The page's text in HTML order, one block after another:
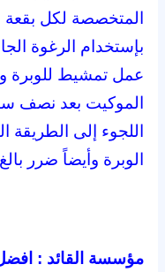
المتخصصة لكل
بإستخدام الرغوة
عمل تمشيط للوبرة
الموكيت بعد نصف
اللجوء إلى الطريقة
الوبرة وأيضاً ضرر
مؤسسة القائد :